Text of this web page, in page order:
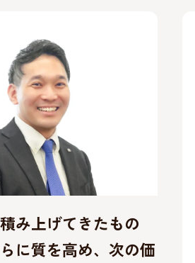
企画・開発・提案を通
食の未来と価値を仲間